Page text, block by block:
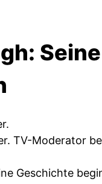
Seine
TV-Moderator
Geschichte